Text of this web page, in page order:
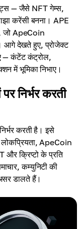
— जैसे NFT गेम्स,
करेंसी बनना। APE
जो ApeCoin
आगे देखते हुए, प्रोजेक्ट
— कंटेंट कंट्रोल,
में भूमिका निभाए।
निर्भर करती
करती है। इसे
लोकप्रियता, ApeCoin
और क्रिप्टो के प्रति
कम्युनिटी की
डालते हैं।